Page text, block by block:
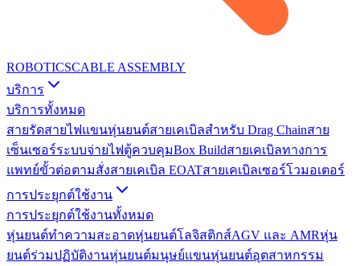
ROBOTICSCABLE ASSEMBLY
บริการ
บริการทั้งหมด
สายรัดสายไฟแขนหุ่นยนต์สายเคเบิลสำหรับ Drag Chainสาย
เซ็นเซอร์ระบบจ่ายไฟตู้ควบคุมBox Buildสายเคเบิลทางการ
แพทย์ขั้วต่อตามสั่งสายเคเบิล EOATสายเคเบิลเซอร์โวมอเตอร์
การประยุกต์ใช้งาน
การประยุกต์ใช้งานทั้งหมด
หุ่นยนต์ทำความสะอาดหุ่นยนต์โลจิสติกส์AGV และ AMRหุ่น
ยนต์ร่วมปฏิบัติงานหุ่นยนต์มนุษย์แขนหุ่นยนต์อุตสาหกรรม